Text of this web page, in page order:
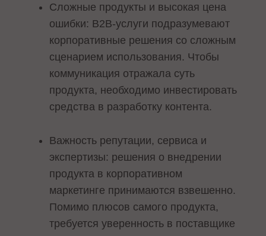
Сложные продукты и высокая цена
ошибки: B2B-услуги подразумевают
корпоративные решения со сложным
сценарием использования. Чтобы
коммуникация отражала суть
продукта, необходимо инвестировать
средства в разработку контента.
Важность репутации, сервиса и
экспертизы: решения о внедрении
продукта в корпоративном
маркетинге принимаются взвешенно.
Помимо плюсов самого продукта,
требуется уверенность в поставщике